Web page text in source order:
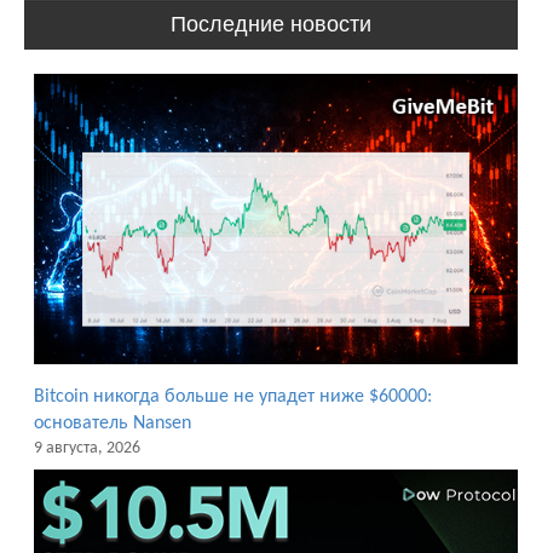
Последние новости
Bitcoin никогда больше не упадет ниже $60000:
основатель Nansen
9 августа, 2026